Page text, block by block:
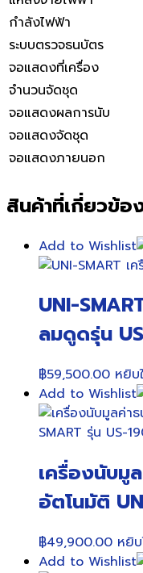
กำลังไฟฟ้า
ระบบตรวจธนบัตร
จอแสดงที่เครื่อง
จำนวนจัดชุด
จอแสดงผลการนับ
จอแสดงจัดชุด
จอแสดงภายนอก
สินค้าที่เกี่ยวข้อ
Add to Wishlist
UNI-
ลมดูดรุ่น
฿59,500.00 หยิบ
Add to Wishlist
เครื่องนับมู
อัตโนมัติ
฿49,900.00 หยิบ
Add to Wishlist